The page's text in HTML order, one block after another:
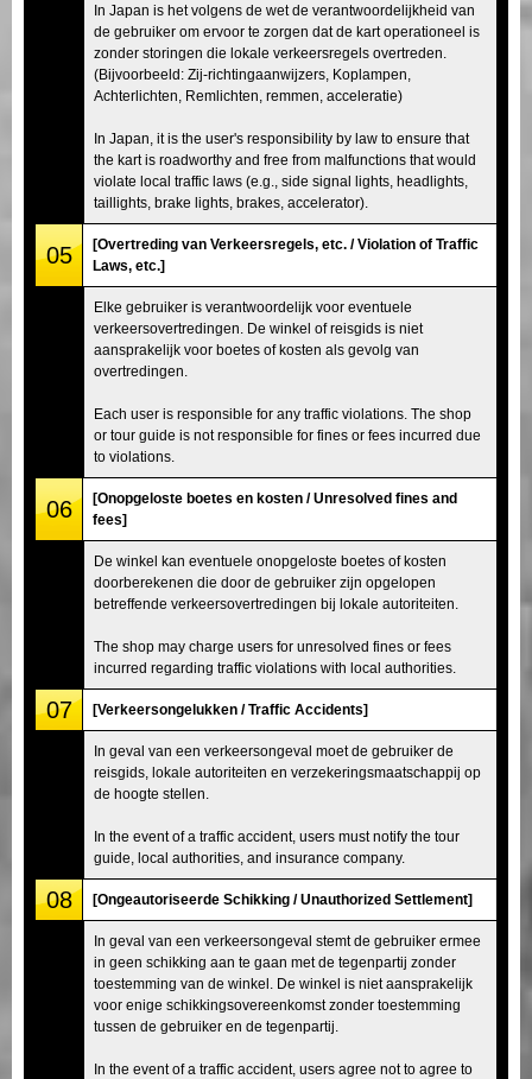
In Japan is het volgens de wet de verantwoordelijkheid van
de gebruiker om ervoor te zorgen dat de kart operationeel is
zonder storingen die lokale verkeersregels overtreden.
(Bijvoorbeeld: Zij-richtingaanwijzers, Koplampen,
Achterlichten, Remlichten, remmen, acceleratie)
In Japan, it is the user's responsibility by law to ensure that
the kart is roadworthy and free from malfunctions that would
violate local traffic laws (e.g., side signal lights, headlights,
taillights, brake lights, brakes, accelerator).
05
[Overtreding van Verkeersregels, etc. / Violation of Traffic
Laws, etc.]
Elke gebruiker is verantwoordelijk voor eventuele
verkeersovertredingen. De winkel of reisgids is niet
aansprakelijk voor boetes of kosten als gevolg van
overtredingen.
Each user is responsible for any traffic violations. The shop
or tour guide is not responsible for fines or fees incurred due
to violations.
06
[Onopgeloste boetes en kosten / Unresolved fines and
fees]
De winkel kan eventuele onopgeloste boetes of kosten
doorberekenen die door de gebruiker zijn opgelopen
betreffende verkeersovertredingen bij lokale autoriteiten.
The shop may charge users for unresolved fines or fees
incurred regarding traffic violations with local authorities.
07 [Verkeersongelukken / Traffic Accidents]
In geval van een verkeersongeval moet de gebruiker de
reisgids, lokale autoriteiten en verzekeringsmaatschappij op
de hoogte stellen.
In the event of a traffic accident, users must notify the tour
guide, local authorities, and insurance company.
08 [Ongeautoriseerde Schikking / Unauthorized Settlement]
In geval van een verkeersongeval stemt de gebruiker ermee
in geen schikking aan te gaan met de tegenpartij zonder
toestemming van de winkel. De winkel is niet aansprakelijk
voor enige schikkingsovereenkomst zonder toestemming
tussen de gebruiker en de tegenpartij.
In the event of a traffic accident, users agree not to agree to